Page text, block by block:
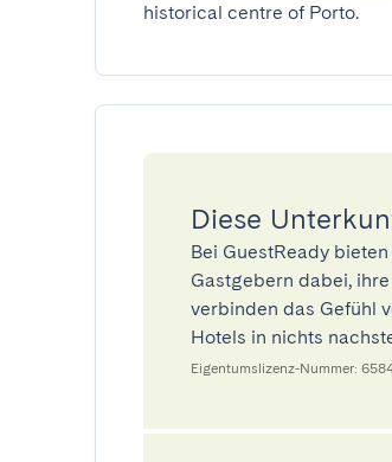
historical centre of Porto.
Diese
Bei GuestReady
Gastgebern dabei,
verbinden das Gefühl
Hotels in nichts
Eigentumslizenz-Nummer: